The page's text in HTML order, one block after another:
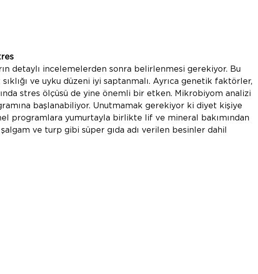
detaylı incelemelerden sonra belirlenmesi gerekiyor. Bu
ve uyku düzeni iyi saptanmalı. Ayrıca genetik faktörler,
stres ölçüsü de yine önemli bir etken. Mikrobiyom analizi
başlanabiliyor. Unutmamak gerekiyor ki diyet kişiye
programlara yumurtayla birlikte lif ve mineral bakımından
ve turp gibi süper gıda adı verilen besinler dahil